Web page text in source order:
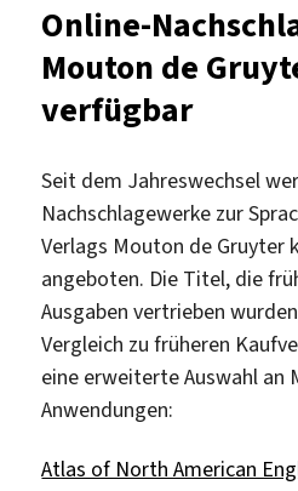
–
Moderne
afrikanische
Literatur
lesen
Online-
Mouton de
verfügbar
Seit dem Jahreswechsel
Nachschlagewerke zur
Verlags Mouton de Gruyter
angeboten. Die Titel, die
Ausgaben vertrieben
Vergleich zu früheren
eine erweiterte Auswahl an
Anwendungen:
Atlas of North American